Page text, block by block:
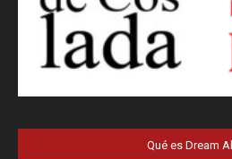
Qué es Dream